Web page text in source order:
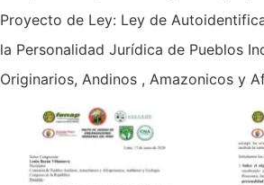
Proyecto de Ley: Ley de
la Personalidad Jurídica de Pueblos
Originarios, Andinos , Amazonicos y